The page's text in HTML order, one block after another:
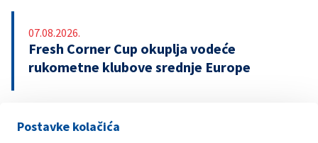
Postavke kolačića
07.08.2026.
Fresh Corner Cup okuplja vodeće
rukometne klubove srednje Europe
29.07.2026.